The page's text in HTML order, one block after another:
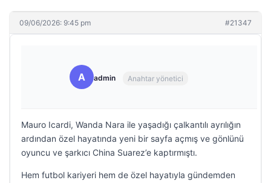
09/06/2026: 9:45 pm #21347
A admin Anahtar yönetici
Mauro Icardi, Wanda Nara ile yaşadığı çalkantılı ayrılığın
ardından özel hayatında yeni bir sayfa açmış ve gönlünü
oyuncu ve şarkıcı China Suarez’e kaptırmıştı.
Hem futbol kariyeri hem de özel hayatıyla gündemden